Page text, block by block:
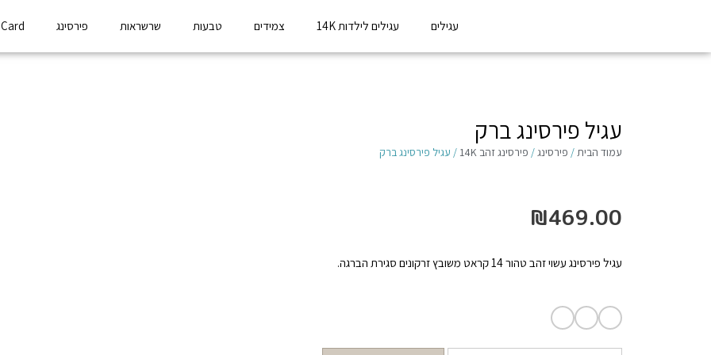
עגילים עגילים לילדות 14K צמידים טבעות שרשראות פירסינג
עגיל פירסינג ברק
עמוד הבית/ פירסינג/ פירסינג זהב 14K / עגיל פירסינג ברק
₪469.00
עגיל פירסינג עשוי זהב טהור 14 קראט משובץ זרקונים סגירת הברגה.